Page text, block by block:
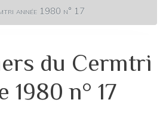
année 1980 n° 17
du Cermtri
1980 n° 17